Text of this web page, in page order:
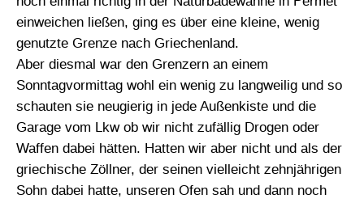
einweichen ließen, ging es über eine kleine, wenig
genutzte Grenze nach Griechenland.
Aber diesmal war den Grenzern an einem
Sonntagvormittag wohl ein wenig zu langweilig und so
schauten sie neugierig in jede Außenkiste und die
Garage vom Lkw ob wir nicht zufällig Drogen oder
Waffen dabei hätten. Hatten wir aber nicht und als der
griechische Zöllner, der seinen vielleicht zehnjährigen
Sohn dabei hatte, unseren Ofen sah und dann noch